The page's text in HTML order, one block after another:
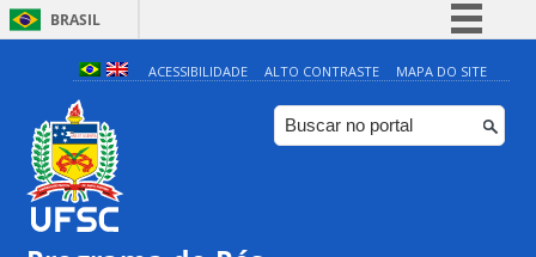
BRASIL
Simplifique!
Comunica BR
Participe
ACESSIBILIDADE ALTO CONTRASTE MAPA DO SITE